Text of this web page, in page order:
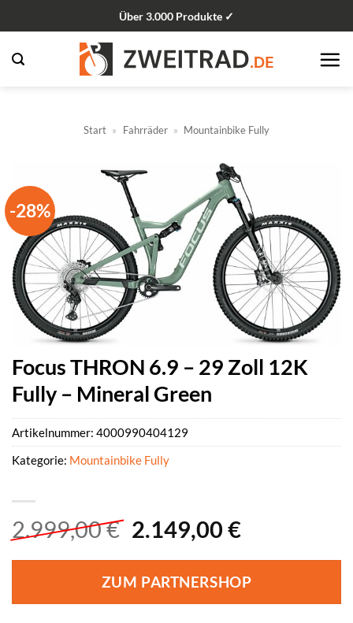
Inhalt
springen
Über 3.000 Produkte ✓
Start » Fahrräder » Mountainbike Fully
-28%
Focus THRON 6.9 – 29 Zoll 12K
Fully – Mineral Green
2.999,00€ Ursprünglicher
war:
2.999,00 €
2.149,00 €Aktueller
ist:
2.149,00
ZUM PARTNERSHOP
Artikelnummer: 4000990404129
Kategorie: Mountainbike Fully